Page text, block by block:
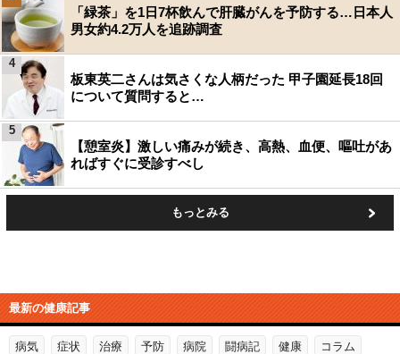
「緑茶」を1日7杯飲んで肝臓がんを予防する…日本人
男女約4.2万人を追跡調査
板東英二さんは気さくな人柄だった 甲子園延長18回
について質問すると…
4
【憩室炎】激しい痛みが続き、高熱、血便、嘔吐があ
ればすぐに受診すべし
5
もっとみる
最新の健康記事
病気 症状 治療 予防 病院 闘病記 健康 コラム